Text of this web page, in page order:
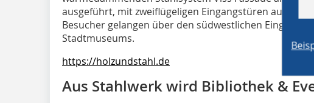
ausgeführt, mit zweiflügeligen Eingangstüren aus
Besucher gelangen über den südwestlichen
Stadtmuseums.
https://holzundstahl.de
Aus Stahlwerk wird Bibliothek &